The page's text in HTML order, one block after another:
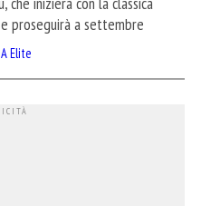
proseguirà a settembre
Elite